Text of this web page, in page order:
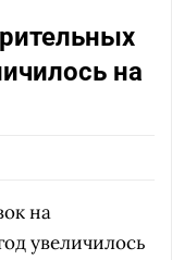
на
на
увеличилось